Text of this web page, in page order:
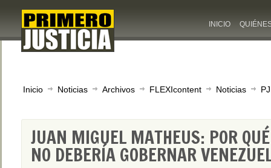
INICIO
Inicio Noticias Archivos FLEXIcontent Noticias
JUAN MIGUEL MATHEUS: POR
NO DEBERÍA GOBERNAR